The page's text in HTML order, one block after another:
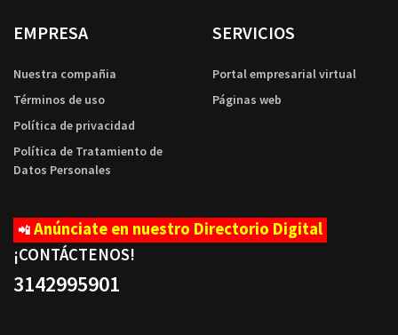
EMPRESA
Nuestra compañia
Términos de uso
Política de privacidad
Política de Tratamiento de
Datos Personales
SERVICIOS
Portal empresarial virtual
Páginas web
📲 Anúnciate en nuestro Directorio Digital
¡CONTÁCTENOS!
3142995901